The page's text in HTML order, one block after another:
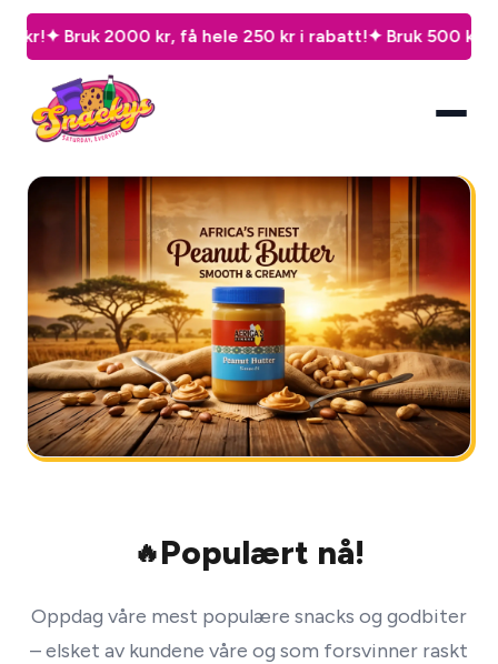
2000 kr, få hele 250 kr i rabatt! ✦ Bruk 500 kr, spar 50
🔥Populært nå!
Oppdag våre mest populære snacks og godbiter
– elsket av kundene våre og som forsvinner raskt